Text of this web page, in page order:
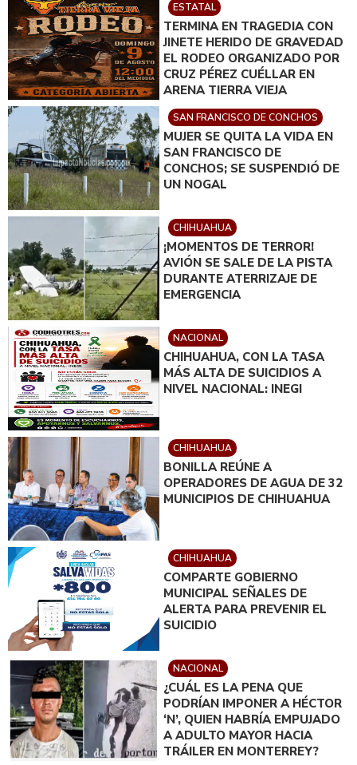
ESTATAL
TERMINA EN TRAGEDIA CON
JINETE HERIDO DE GRAVEDAD
EL RODEO ORGANIZADO POR
CRUZ PÉREZ CUÉLLAR EN
ARENA TIERRA VIEJA
SAN FRANCISCO DE CONCHOS
MUJER SE QUITA LA VIDA EN
SAN FRANCISCO DE
CONCHOS; SE SUSPENDIÓ DE
UN NOGAL
CHIHUAHUA
¡MOMENTOS DE TERROR!
AVIÓN SE SALE DE LA PISTA
DURANTE ATERRIZAJE DE
EMERGENCIA
NACIONAL
CHIHUAHUA, CON LA TASA
MÁS ALTA DE SUICIDIOS A
NIVEL NACIONAL: INEGI
CHIHUAHUA
BONILLA REÚNE A
OPERADORES DE AGUA DE 32
MUNICIPIOS DE CHIHUAHUA
CHIHUAHUA
COMPARTE GOBIERNO
MUNICIPAL SEÑALES DE
ALERTA PARA PREVENIR EL
SUICIDIO
NACIONAL
¿CUÁL ES LA PENA QUE
PODRÍAN IMPONER A HÉCTOR
‘N’, QUIEN HABRÍA EMPUJADO
A ADULTO MAYOR HACIA
TRÁILER EN MONTERREY?